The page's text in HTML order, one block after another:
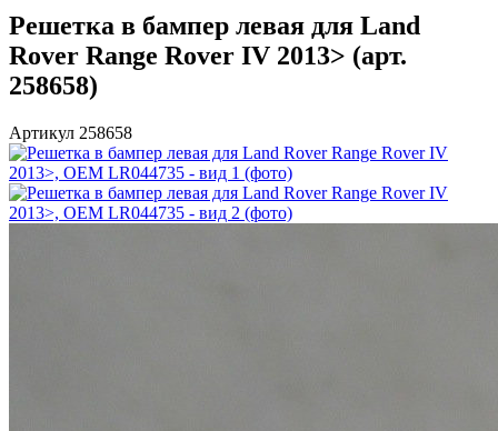
Решетка в бампер левая для Land
Rover Range Rover IV 2013> (арт.
258658)
Артикул 258658